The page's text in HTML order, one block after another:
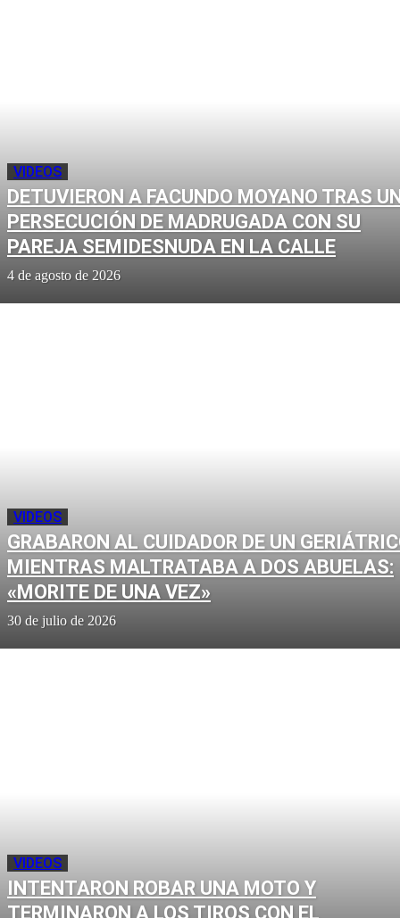
VIDEOS
DETUVIERON A FACUNDO MOYANO TRAS
PERSECUCIÓN DE MADRUGADA CON SU
PAREJA SEMIDESNUDA EN LA CALLE
4 de agosto de 2026
VIDEOS
GRABARON AL CUIDADOR DE UN
MIENTRAS MALTRATABA A DOS ABUELAS:
«MORITE DE UNA VEZ»
30 de julio de 2026
VIDEOS
INTENTARON ROBAR UNA MOTO Y
TERMINARON A LOS TIROS CON EL